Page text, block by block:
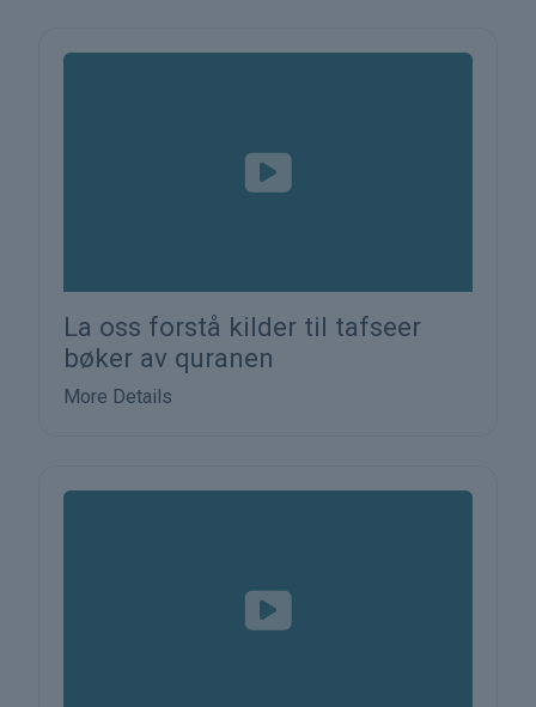
La oss forstå kilder til tafseer
bøker av quranen
More Details